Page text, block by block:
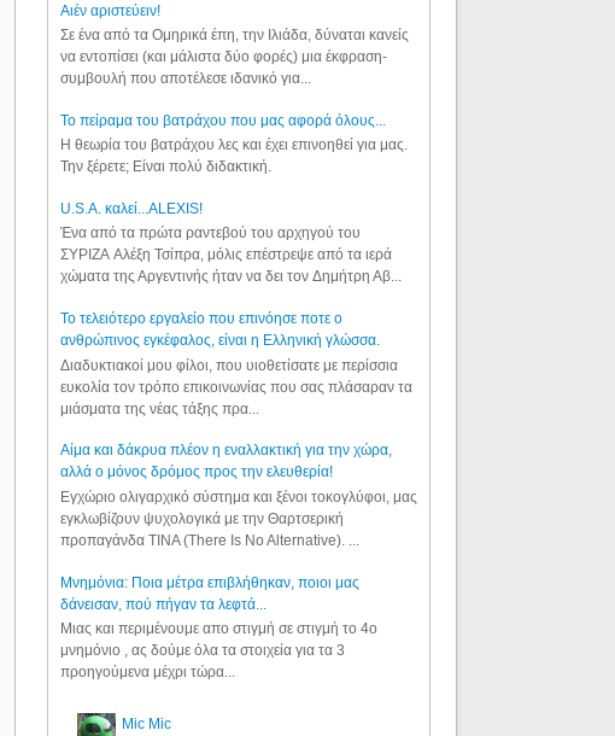
Aιέν αριστεύειν!
Σε ένα από τα Ομηρικά έπη, την Ιλιάδα, δύναται κανείς
να εντοπίσει (και μάλιστα δύο φορές) μια έκφραση-
συμβουλή που αποτέλεσε ιδανικό για...
Το πείραμα του βατράχου που μας αφορά όλους...
Η θεωρία του βατράχου λες και έχει επινοηθεί για μας.
Την ξέρετε; Είναι πολύ διδακτική.
U.S.A. καλεί...ALEXIS!
Ένα από τα πρώτα ραντεβού του αρχηγού του
ΣΥΡΙΖΑ Αλέξη Τσίπρα, μόλις επέστρεψε από τα ιερά
χώματα της Αργεντινής ήταν να δει τον Δημήτρη Αβ...
Το τελειότερο εργαλείο που επινόησε ποτε ο
ανθρώπινος εγκέφαλος, είναι η Ελληνική γλώσσα.
Διαδυκτιακοί μου φίλοι, που υιοθετίσατε με περίσσια
ευκολία τον τρόπο επικοινωνίας που σας πλάσαραν τα
μιάσματα της νέας τάξης πρα...
Αίμα και δάκρυα πλέον η εναλλακτική για την χώρα,
αλλά ο μόνος δρόμος προς την ελευθερία!
Εγχώριο ολιγαρχικό σύστημα και ξένοι τοκογλύφοι, μας
εγκλωβίζουν ψυχολογικά με την Θαρτσερική
προπαγάνδα TINA (There Is No Alternative). ...
Μνημόνια: Ποια μέτρα επιβλήθηκαν, ποιοι μας
δάνεισαν, πού πήγαν τα λεφτά...
Μιας και περιμένουμε απο στιγμή σε στιγμή το 4ο
μνημόνιο , ας δούμε όλα τα στοιχεία για τα 3
προηγούμενα μέχρι τώρα...
Mic Mic